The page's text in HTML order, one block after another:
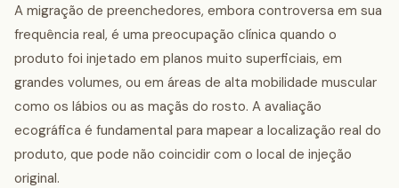
A migração de preenchedores, embora controversa em sua
frequência real, é uma preocupação clínica quando o
produto foi injetado em planos muito superficiais, em
grandes volumes, ou em áreas de alta mobilidade muscular
como os lábios ou as maçãs do rosto. A avaliação
ecográfica é fundamental para mapear a localização real do
produto, que pode não coincidir com o local de injeção
original.